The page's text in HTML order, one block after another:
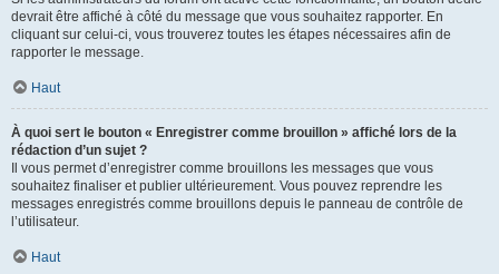
devrait être affiché à côté du message que vous souhaitez rapporter. En
cliquant sur celui-ci, vous trouverez toutes les étapes nécessaires afin de
rapporter le message.
Haut
À quoi sert le bouton « Enregistrer comme brouillon » affiché lors de la
rédaction d’un sujet ?
Il vous permet d’enregistrer comme brouillons les messages que vous
souhaitez finaliser et publier ultérieurement. Vous pouvez reprendre les
messages enregistrés comme brouillons depuis le panneau de contrôle de
l’utilisateur.
Haut